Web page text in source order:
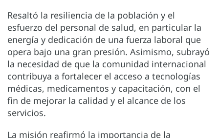
Resaltó la resiliencia de la población y el
esfuerzo del personal de salud, en particular la
energía y dedicación de una fuerza laboral que
opera bajo una gran presión. Asimismo, subrayó
la necesidad de que la comunidad internacional
contribuya a fortalecer el acceso a tecnologías
médicas, medicamentos y capacitación, con el
fin de mejorar la calidad y el alcance de los
servicios.
La misión reafirmó la importancia de la